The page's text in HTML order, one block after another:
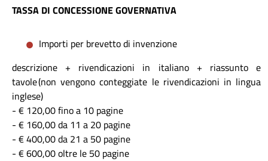
TASSA DI CONCESSIONE GOVERNATIVA
Importi per brevetto di invenzione
descrizione + rivendicazioni in italiano + riassunto e
tavole (non vengono conteggiate le rivendicazioni in lingua
inglese)
- € 120,00 fino a 10 pagine
- € 160,00 da 11 a 20 pagine
- € 400,00 da 21 a 50 pagine
- € 600,00 oltre le 50 pagine